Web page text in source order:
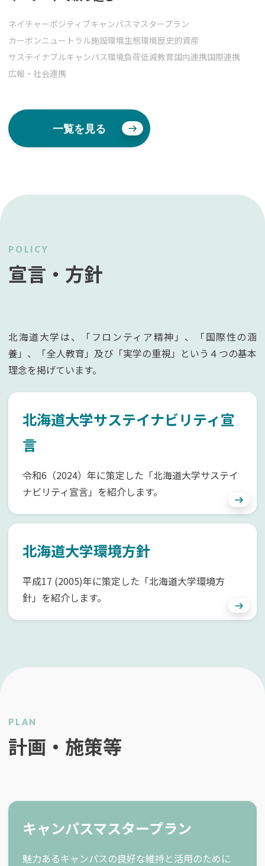
ネイチャーポジティブキャンパスマスタープラン
カーボンニュートラル施設環境生態環境歴史的資産
サステイナブルキャンパス環境負荷低減教育国内連携国際連携
広報・社会連携
一覧を見る
POLICY
宣言・方針
北海道大学は、「フロンティア精神」、「国際性の涵
養」、「全人教育」及び「実学の重視」という４つの基本
理念を掲げています。
北海道大学サステイナビリティ宣
言
令和6（2024）年に策定した「北海道大学サステイ
ナビリティ宣言」を紹介します。
北海道大学環境方針
平成17 (2005)年に策定した「北海道大学環境方
針」を紹介します。
PLAN
計画・施策等
キャンパスマスタープラン
魅力あるキャンパスの良好な維持と活用のために